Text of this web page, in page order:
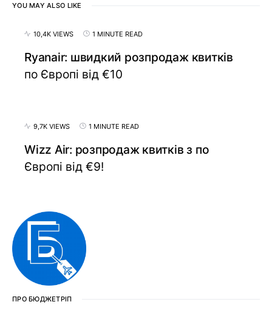
YOU MAY ALSO LIKE
10,4K VIEWS 1 MINUTE READ
Ryanair: швидкий розпродаж квитків
по Європі від €10
9,7K VIEWS 1 MINUTE READ
Wizz Air: розпродаж квитків з по
Європі від €9!
ПРО БЮДЖЕТРІП